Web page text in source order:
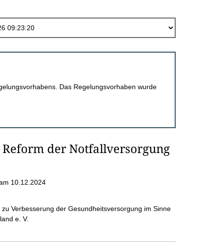
Das Regelungsvorhaben wurde
der Notfallversorgung
10.12.2024
Verbesserung der Gesundheitsversorgung im Sinne
e. V.